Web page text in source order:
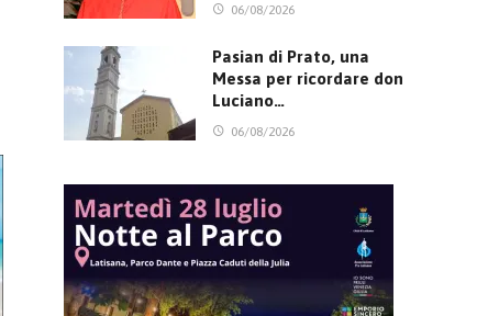
06/08/2026
Pasian di Prato, una
Messa per ricordare don
Luciano…
06/08/2026